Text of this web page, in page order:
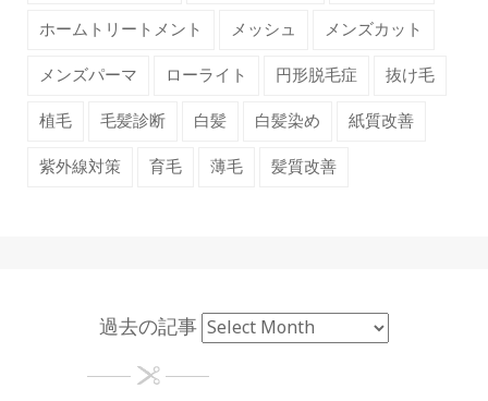
ホームトリートメント
メッシュ
メンズカット
メンズパーマ
ローライト 円形脱毛症
抜け毛
植毛
毛髪診断 白髪 白髪染め
紙質改善
紫外線対策
育毛 薄毛 髪質改善
過去の記事